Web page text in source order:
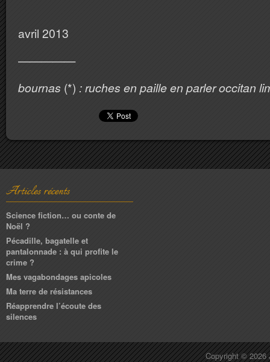
avril 2013
—————
bournas (*) : ruches en paille en parler occitan
Articles récents
Science fiction… ou conte de
Noël ?
Pécadille, bagatelle et
pantalonnade : à qui profite le
crime ?
Mes vagabondages apicoles
Ma terre de résistances
Réapprendre l’écoute des
silences
Copyright © 2026